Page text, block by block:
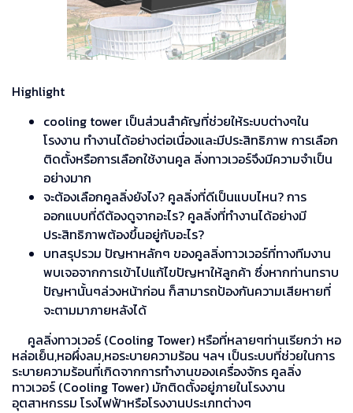
Highlight
cooling tower เป็นส่วนสำคัญที่ช่วยให้ระบบต่างๆใน
โรงงาน ทำงานได้อย่างต่อเนื่องและมีประสิทธิภาพ การเลือก
ติดตั้งหรือการเลือกใช้งานคูล ลิ่งทาวเวอร์จึงมีความจำเป็น
อย่างมาก
จะต้องเลือกคูลลิ่งยังไง? คูลลิ่งที่ดีเป็นแบบไหน? การ
ออกแบบที่ดีต้องดูจากอะไร? คูลลิ่งที่ทำงานได้อย่างมี
ประสิทธิภาพต้องขึ้นอยู่กับอะไร?
บทสรุปรวม ปัญหาหลักๆ ของคูลลิ่งทาวเวอร์ที่ทางทีมงาน
พบเจอจากการเข้าไปแก้ไขปัญหาให้ลูกค้า ซึ่งหากท่านทราบ
ปัญหานั้นๆล่วงหน้าก่อน ก็สามารถป้องกันความเสียหายที่
จะตามมาภายหลังได้
คูลลิ่งทาวเวอร์ (Cooling Tower) หรือที่หลายๆท่านเรียกว่า หอ
หล่อเย็น,หอผึ่งลม,หอระบายความร้อน ฯลฯ เป็นระบบที่ช่วยในการ
ระบายความร้อนที่เกิดจากการทำงานของเครื่องจักร คูลลิ่ง
ทาวเวอร์ (Cooling Tower) มักติดตั้งอยู่ภายในโรงงาน
อุตสาหกรรม โรงไฟฟ้าหรือโรงงานประเภทต่างๆ